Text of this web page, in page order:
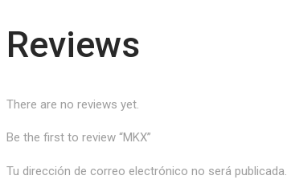
Reviews
There are no reviews yet.
Be the first to review “MKX”
Tu dirección de correo electrónico no será publicada.